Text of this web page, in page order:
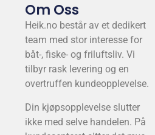
Om Oss
Heik.no består av et dedikert
team med stor interesse for
båt-, fiske- og friluftsliv. Vi
tilbyr rask levering og en
overtruffen kundeopplevelse.
Din kjøpsopplevelse slutter
ikke med selve handelen. På